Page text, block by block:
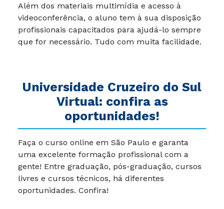
Além dos materiais multimídia e acesso à
videoconferência, o aluno tem à sua disposição
profissionais capacitados para ajudá-lo sempre
que for necessário. Tudo com muita facilidade.
Universidade Cruzeiro do Sul
Virtual: confira as
oportunidades!
Faça o curso online em São Paulo e garanta
uma excelente formação profissional com a
gente! Entre graduação, pós-graduação, cursos
livres e cursos técnicos, há diferentes
oportunidades. Confira!